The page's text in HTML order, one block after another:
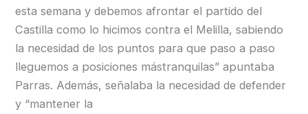
esta semana y debemos afrontar el partido del
Castilla como lo hicimos contra el Melilla, sabiendo
la necesidad de los puntos para que paso a paso
lleguemos a posiciones mástranquilas” apuntaba
Parras. Además, señalaba la necesidad de defender
y “mantener la